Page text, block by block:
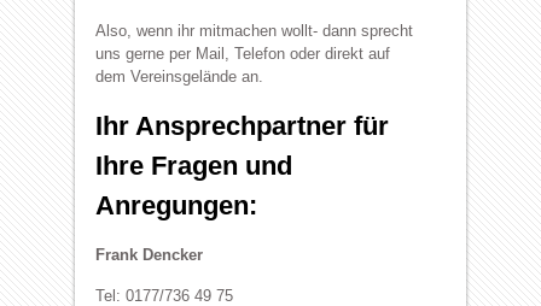
Also, wenn ihr mitmachen wollt- dann sprecht
uns gerne per Mail, Telefon oder direkt auf
dem Vereinsgelände an.
Ihr Ansprechpartner für
Ihre Fragen und
Anregungen:
Frank Dencker
Tel: 0177/736 49 75